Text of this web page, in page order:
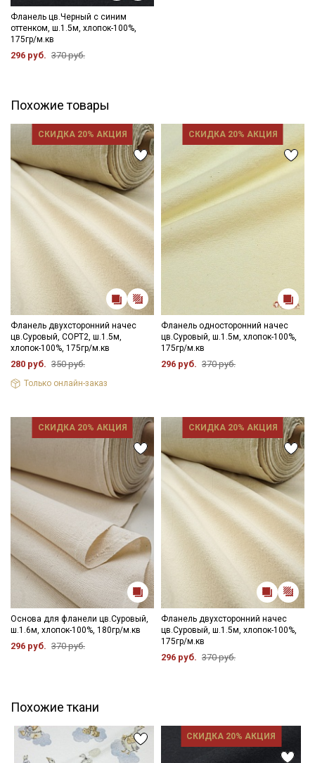
Фланель цв.Черный с синим
оттенком, ш.1.5м, хлопок-100%,
175гр/м.кв
296 руб. 370 руб.
Похожие товары
СКИДКА 20% АКЦИЯ
Фланель двухсторонний начес
цв.Суровый, СОРТ2, ш.1.5м,
хлопок-100%, 175гр/м.кв
280 руб. 350 руб.
Только онлайн-заказ
СКИДКА 20% АКЦИЯ
Фланель односторонний начес
цв.Суровый, ш.1.5м, хлопок-100%,
175гр/м.кв
296 руб. 370 руб.
СКИДКА 20% АКЦИЯ
Основа для фланели цв.Суровый,
ш.1.6м, хлопок-100%, 180гр/м.кв
296 руб. 370 руб.
СКИДКА 20% АКЦИЯ
Фланель двухсторонний начес
цв.Суровый, ш.1.5м, хлопок-100%,
175гр/м.кв
296 руб. 370 руб.
Похожие ткани
СКИДКА 20% АКЦИЯ